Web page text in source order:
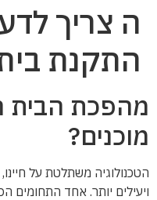
ה צריך
התקנת
מהפכת
מוכנים?
הטכנולוגיה משתלטת על
ויעילים יותר. אחד התחומים